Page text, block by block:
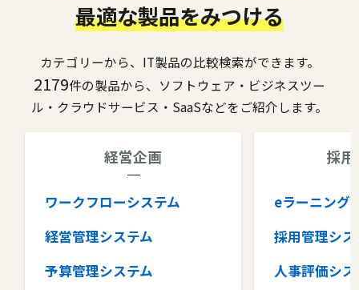
最適な製品をみつける
カテゴリーから、IT製品の比較検索ができます。
2179件の製品から、ソフトウェア・ビジネスツー
ル・クラウドサービス・SaaSなどをご紹介します。
経営企画
ワークフローシステム
経営管理システム
予算管理システム
採
eラーニング
採用管理シス
人事評価シ